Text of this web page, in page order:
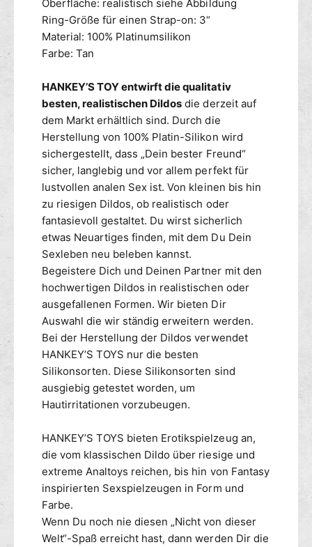
Oberfläche: realistisch siehe Abbildung
Ring-Größe für einen Strap-on: 3“
Material: 100% Platinumsilikon
Farbe: Tan
HANKEY’S TOY entwirft die qualitativ
besten, realistischen Dildos die derzeit auf
dem Markt erhältlich sind. Durch die
Herstellung von 100% Platin-Silikon wird
sichergestellt, dass „Dein bester Freund“
sicher, langlebig und vor allem perfekt für
lustvollen analen Sex ist. Von kleinen bis hin
zu riesigen Dildos, ob realistisch oder
fantasievoll gestaltet. Du wirst sicherlich
etwas Neuartiges finden, mit dem Du Dein
Sexleben neu beleben kannst.
Begeistere Dich und Deinen Partner mit den
hochwertigen Dildos in realistischen oder
ausgefallenen Formen. Wir bieten Dir
Auswahl die wir ständig erweitern werden.
Bei der Herstellung der Dildos verwendet
HANKEY’S TOYS nur die besten
Silikonsorten. Diese Silikonsorten sind
ausgiebig getestet worden, um
Hautirritationen vorzubeugen.
HANKEY’S TOYS bieten Erotikspielzeug an,
die vom klassischen Dildo über riesige und
extreme Analtoys reichen, bis hin von Fantasy
inspirierten Sexspielzeugen in Form und
Farbe.
Wenn Du noch nie diesen „Nicht von dieser
Welt“-Spaß erreicht hast, dann werden Dir die